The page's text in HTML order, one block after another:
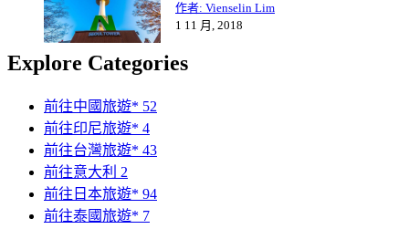
作者: Vienselin Lim
1 11 月, 2018
Explore Categories
前往中國旅遊* 52
前往印尼旅遊* 4
前往台灣旅遊* 43
前往意大利 2
前往日本旅遊* 94
前往泰國旅遊* 7